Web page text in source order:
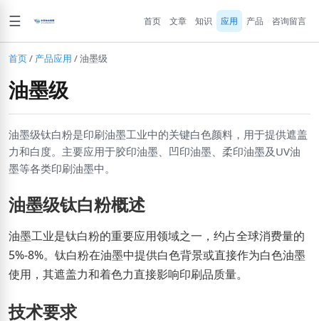
☰ 首页 文章 知识 应用 产品 咨询留言
首页/ 产品应用 /油墨级
油墨级
油墨级钛白粉是印刷油墨工业中的关键白色颜料，用于提供遮盖
力和白度。主要应用于胶印油墨、凹印油墨、柔印油墨及UV油
墨等各类印刷油墨中。
油墨级钛白粉概述
油墨工业是钛白粉的重要应用领域之一，约占全球消费量的
5%-8%。钛白粉在油墨中提供白色背景或直接作为白色油墨
使用，其遮盖力和着色力直接影响印刷品质量。
技术要求